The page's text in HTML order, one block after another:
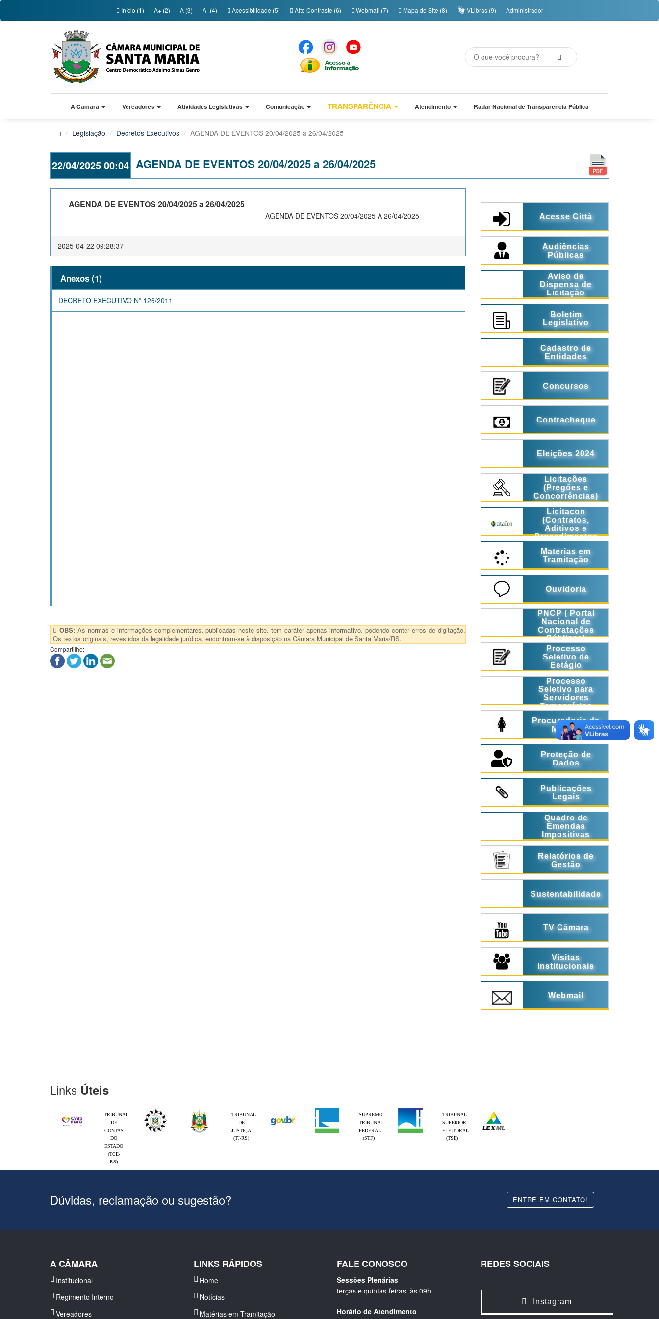
Início (1) A+ (2) A (3) A- (4) Acessibilidade (5) Alto Contraste (6) Webmail (7) Mapa do Site (8) VLibras (9) Administrador
A Câmara Vereadores Atividades Legislativas Comunicação TRANSPARÊNCIA Atendimento Radar Nacional de Transparência Pública
Legislação Decretos Executivos AGENDA DE EVENTOS 20/04/2025 a 26/04/2025
22/04/2025 00:04 AGENDA DE EVENTOS 20/04/2025 a 26/04/2025
AGENDA DE EVENTOS 20/04/2025 a 26/04/2025
AGENDA DE EVENTOS 20/04/2025 A 26/04/2025
2025-04-22 09:28:37
Anexos (1)
DECRETO EXECUTIVO Nº 126/2011
OBS: As normas e informações complementares, publicadas neste site, tem caráter apenas informativo, podendo conter erros de digitação.
Os textos originais, revestidos da legalidade jurídica, encontram-se à disposição na Câmara Municipal de Santa Maria/RS.
Compartilhe:
Acesse Città
Audiências
Públicas
Aviso de
Dispensa de
Licitação
Boletim
Legislativo
Cadastro de
Entidades
Concursos
Contracheque
Eleições 2024
Licitações
(Pregões e
Concorrências)
Licitacon
(Contratos,
Aditivos e
Procedimentos
Matérias em
Tramitação
Ouvidoria
PNCP ( Portal
Nacional de
Contratações
Públicas)
Processo
Seletivo de
Estágio
Processo
Seletivo para
Servidores
Temporários
Procuradoria da
Mulher
Proteção de
Dados
Publicações
Legais
Quadro de
Emendas
Impositivas
Relatórios de
Gestão
Sustentabilidade
TV Câmara
Visitas
Institucionais
Webmail
Links Úteis
TRIBUNAL
DE
CONTAS
DO
ESTADO
(TCE-
RS)
TRIBUNAL
DE
JUSTIÇA
(TJ-RS)
SUPREMO
TRIBUNAL
FEDERAL
(STF)
TRIBUNAL
SUPERIOR
ELEITORAL
(TSE)
Dúvidas, reclamação ou sugestão? ENTRE EM CONTATO!
A CÂMARA
Institucional
Regimento Interno
Vereadores
LINKS RÁPIDOS
Home
Notícias
Matérias em Tramitação
FALE CONOSCO
Sessões Plenárias
terças e quintas-feiras, às 09h
Horário de Atendimento
REDES SOCIAIS
Instagram